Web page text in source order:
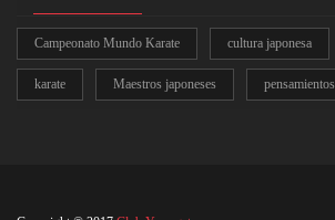
Campeonato Mundo Karate cultura japonesa
karate Maestros japoneses pensamientos